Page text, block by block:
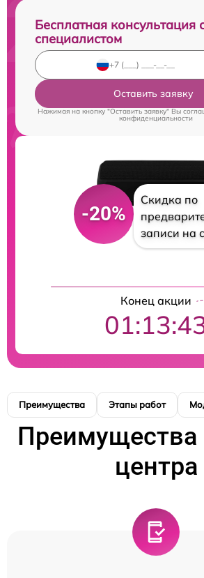
Бесплатная консультация
специалистом
Оставить заявку
Нажимая на кнопку "Оставить заявку" Вы
конфиденциальности
-20%
Скидка по
записи на
Конец акции
Преимущества Этапы работ
Преимущества
центра